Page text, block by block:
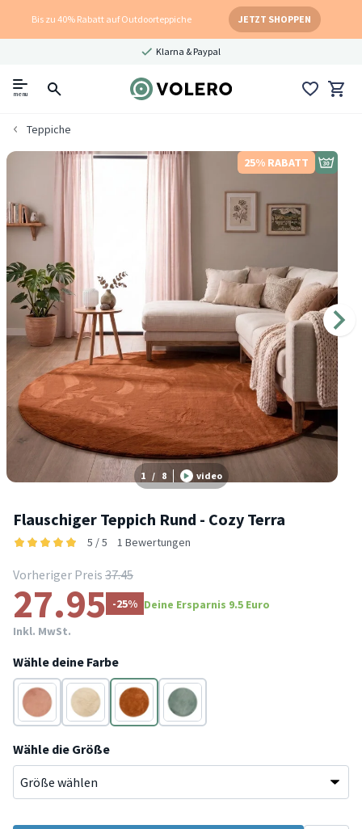
Bis zu 40% Rabatt auf Outdoorteppiche JETZT SHOPPEN
Klarna & Paypal
menu
Teppiche
25% RABATT
1 / 8 video
Flauschiger Teppich Rund - Cozy Terra
5 / 5 1 Bewertungen
Vorheriger Preis 37.45
27.95 -25% Deine Ersparnis 9.5 Euro
Inkl. MwSt.
Wähle deine Farbe
Rosa Beige TerracottaGrün
Wähle die Größe